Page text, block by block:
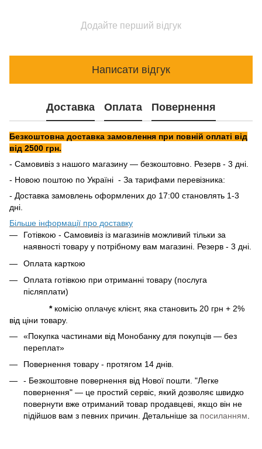
Додайте перший відгук
Написати відгук
Доставка Оплата Повернення
Безкоштовна доставка замовлення при повній оплаті від
від 2500 грн.
- Самовивіз з нашого магазину — безкоштовно. Резерв - 3 дні.
- Новою поштою по Україні - За тарифами перевізника:
- Доставка замовлень оформлених до 17:00 становлять 1-3
дні.
Більше інформації про доставку
Готівкою - Самовивіз із магазинів можливий тільки за
наявності товару у потрібному вам магазині. Резерв - 3 дні.
Оплата карткою
Оплата готівкою при отриманні товару (послуга
післяплати)
* комісію оплачує клієнт, яка становить 20 грн + 2%
від ціни товару.
«Покупка частинами від Монобанку для покупців — без
переплат»
Повернення товару - протягом 14 днів.
- Безкоштовне повернення від Нової пошти. "Легке
повернення" — це простий сервіс, який дозволяє швидко
повернути вже отриманий товар продавцеві, якщо він не
підійшов вам з певних причин. Детальніше за посиланням.